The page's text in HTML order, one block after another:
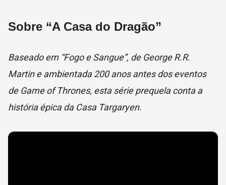
Sobre “A Casa do Dragão”
Baseado em “Fogo e Sangue”, de George R.R.
Martin e ambientada 200 anos antes dos eventos
de Game of Thrones, esta série prequela conta a
história épica da Casa Targaryen.